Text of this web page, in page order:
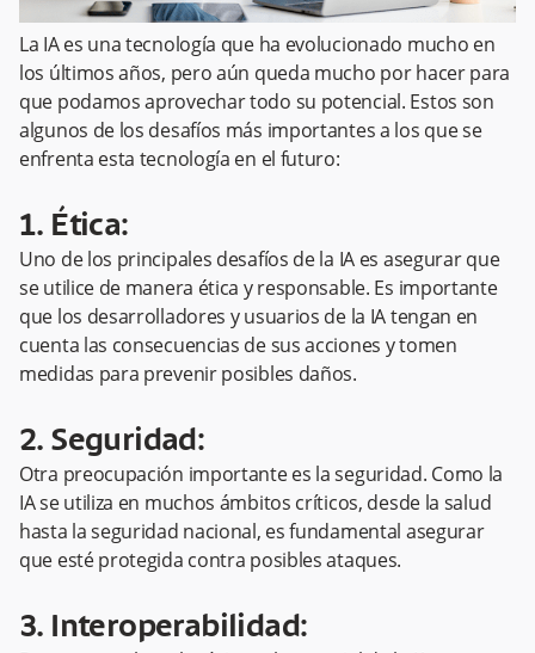
La IA es una tecnología que ha evolucionado mucho en
los últimos años, pero aún queda mucho por hacer para
que podamos aprovechar todo su potencial. Estos son
algunos de los desafíos más importantes a los que se
enfrenta esta tecnología en el futuro:
1. Ética:
Uno de los principales desafíos de la IA es asegurar que
se utilice de manera ética y responsable. Es importante
que los desarrolladores y usuarios de la IA tengan en
cuenta las consecuencias de sus acciones y tomen
medidas para prevenir posibles daños.
2. Seguridad:
Otra preocupación importante es la seguridad. Como la
IA se utiliza en muchos ámbitos críticos, desde la salud
hasta la seguridad nacional, es fundamental asegurar
que esté protegida contra posibles ataques.
3. Interoperabilidad: